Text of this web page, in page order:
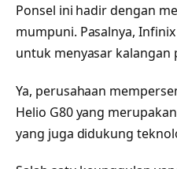
Ponsel ini hadir dengan
mumpuni. Pasalnya,
untuk menyasar kalangan
Ya, perusahaan
Helio G80 yang
yang juga didukung